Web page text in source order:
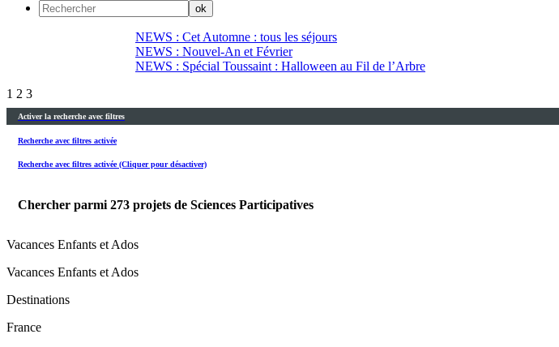
NEWS : Cet Automne : tous les séjours
NEWS : Nouvel-An et Février
NEWS : Spécial Toussaint : Halloween au Fil de l’Arbre
1 2 3
Activer la recherche avec filtres
Recherche avec filtres activée
Recherche avec filtres activée (Cliquer pour désactiver)
Chercher parmi 273 projets de Sciences Participatives
Vacances Enfants et Ados
Vacances Enfants et Ados
Destinations
France